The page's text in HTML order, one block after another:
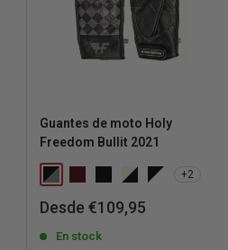
Guantes de moto Holy
Freedom Bullit 2021
+2
Precio
venta
Desde €109,95
En stock